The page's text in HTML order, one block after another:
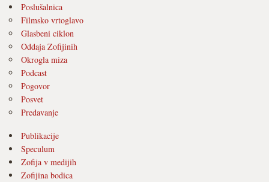
Poslušalnica
Filmsko vrtoglavo
Glasbeni ciklon
Oddaja Zofijinih
Okrogla miza
Podcast
Pogovor
Posvet
Predavanje
Publikacije
Speculum
Zofija v medijih
Zofijina bodica